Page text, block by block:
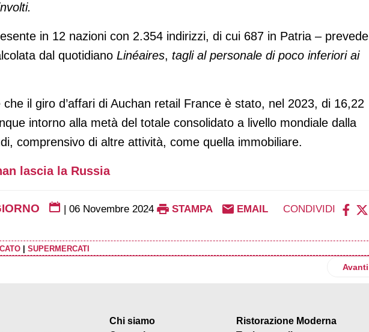
in 12 nazioni con 2.354 indirizzi, di cui 687 in Patria –
dal quotidiano Linéaires, tagli al personale di poco inferiori ai
il giro d’affari di Auchan retail France è stato, nel 2023, di 16,22
intorno alla metà del totale consolidato a livello mondiale dalla
comprensivo di altre attività, come quella immobiliare.
lascia la Russia
| 06 Novembre 2024 STAMPA EMAIL CONDIVIDI
SUPERMERCATI
Levoni: finanziamento di 5 milioni per la fabbrica nel New Jersey Avanti
Chi siamo
Ristorazione Moderna